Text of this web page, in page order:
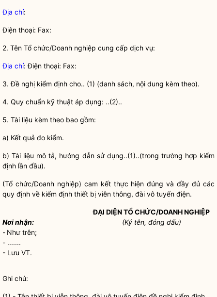
Địa chỉ:
Điện thoại: Fax:
2. Tên Tổ chức/Doanh nghiệp cung cấp dịch vụ:
Địa chỉ: Điện thoại: Fax:
3.Đề nghị kiểm định cho.. (1) (danh sách, nội dung kèm theo).
4. Quy chuẩn kỹ thuật áp dụng: ..(2)..
5. Tài liệu kèm theo bao gồm:
a) Kết quả đo kiểm.
b)Tài liệu mô tả, hướng dẫn sử dụng..(1)..(trong trường hợp kiểm
định lần đầu).
(Tổ chức/Doanh nghiệp) cam kết thực hiện đúng và đầy đủ các
quy định về kiểm định thiết bị viễn thông, đài vô tuyến điện.
Nơi nhận:
- Như trên;
- .......
- Lưu VT.
ĐẠI DIỆN TỔ CHỨC/DOANH NGHIỆP
(Ký tên, đóng dấu)
Ghi chú: